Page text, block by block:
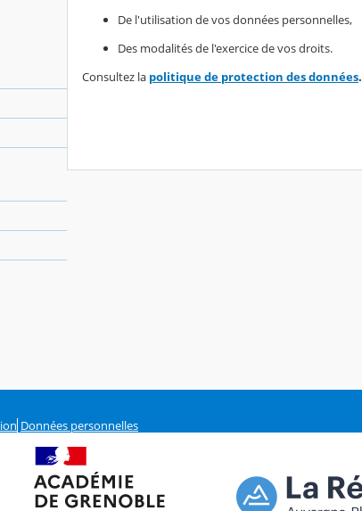
De l'utilisation de vos données personnelles,
Des modalités de l'exercice de vos droits.
Consultez la politique de protection des données.
Données personnelles